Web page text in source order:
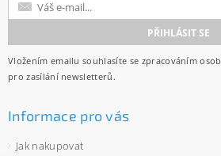
Vložením emailu souhlasíte se zpracováním
pro zasílání newsletterů.
Informace pro vás
Jak nakupovat